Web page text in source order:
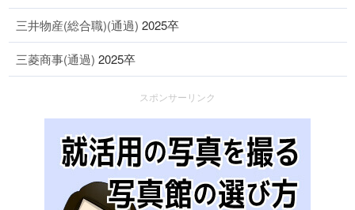
三井物産(総合職)(通過) 2025卒
三菱商事(通過) 2025卒
スポンサーリンク